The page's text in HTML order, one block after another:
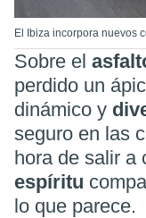
El Ibiza incorpora nuevos
Sobre el
perdido un
dinámico y
seguro en las
hora de salir a
espíritu
lo que parece.